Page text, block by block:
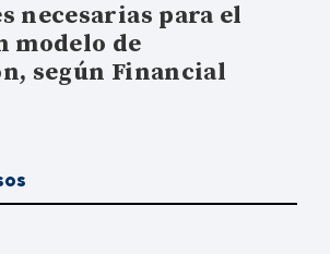
necesarias para el
modelo de
según Financial